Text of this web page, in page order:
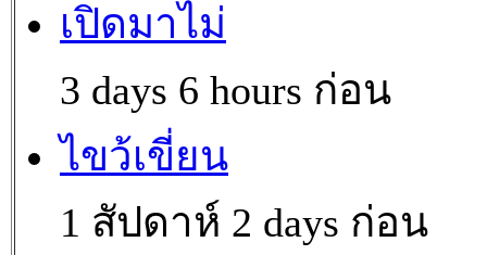
เปิดมาไม่
3 days 6 hours ก่อน
ไขว้เขี่ยน
1 สัปดาห์ 2 days ก่อน